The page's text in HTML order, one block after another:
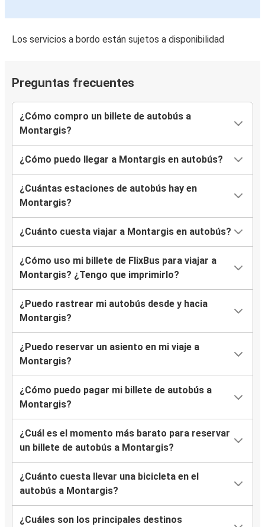
Los servicios a bordo están sujetos a disponibilidad
Preguntas frecuentes
¿Cómo compro un billete de autobús a
Montargis?
¿Cómo puedo llegar a Montargis en autobús?
¿Cuántas estaciones de autobús hay en
Montargis?
¿Cuánto cuesta viajar a Montargis en autobús?
¿Cómo uso mi billete de FlixBus para viajar a
Montargis? ¿Tengo que imprimirlo?
¿Puedo rastrear mi autobús desde y hacia
Montargis?
¿Puedo reservar un asiento en mi viaje a
Montargis?
¿Cómo puedo pagar mi billete de autobús a
Montargis?
¿Cuál es el momento más barato para reservar
un billete de autobús a Montargis?
¿Cuánto cuesta llevar una bicicleta en el
autobús a Montargis?
¿Cuáles son los principales destinos